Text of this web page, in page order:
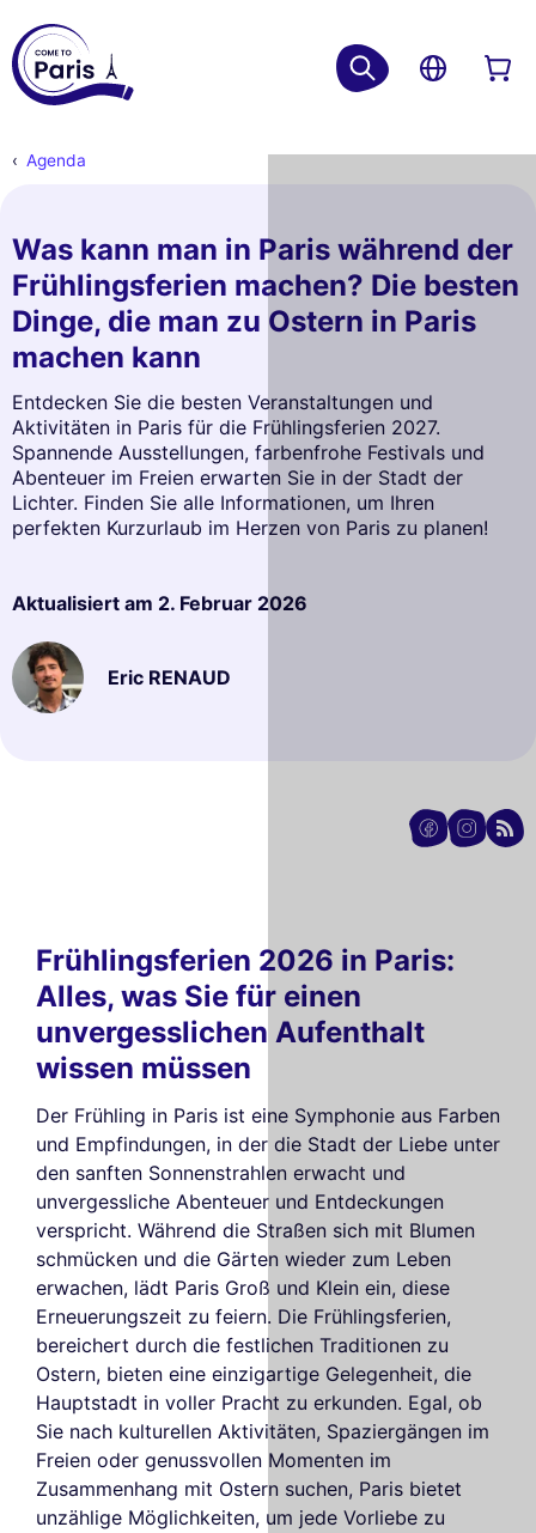
Agenda
Was kann man in Paris während der
Frühlingsferien machen? Die besten
Dinge, die man zu Ostern in Paris
machen kann
Entdecken Sie die besten Veranstaltungen und
Aktivitäten in Paris für die Frühlingsferien 2027.
Spannende Ausstellungen, farbenfrohe Festivals und
Abenteuer im Freien erwarten Sie in der Stadt der
Lichter. Finden Sie alle Informationen, um Ihren
perfekten Kurzurlaub im Herzen von Paris zu planen!
Aktualisiert am 2. Februar 2026
Eric RENAUD
Frühlingsferien 2026 in Paris:
Alles, was Sie für einen
unvergesslichen Aufenthalt
wissen müssen
Der Frühling in Paris ist eine Symphonie aus Farben
und Empfindungen, in der die Stadt der Liebe unter
den sanften Sonnenstrahlen erwacht und
unvergessliche Abenteuer und Entdeckungen
verspricht. Während die Straßen sich mit Blumen
schmücken und die Gärten wieder zum Leben
erwachen, lädt Paris Groß und Klein ein, diese
Erneuerungszeit zu feiern. Die Frühlingsferien,
bereichert durch die festlichen Traditionen zu
Ostern, bieten eine einzigartige Gelegenheit, die
Hauptstadt in voller Pracht zu erkunden. Egal, ob
Sie nach kulturellen Aktivitäten, Spaziergängen im
Freien oder genussvollen Momenten im
Zusammenhang mit Ostern suchen, Paris bietet
unzählige Möglichkeiten, um jede Vorliebe zu